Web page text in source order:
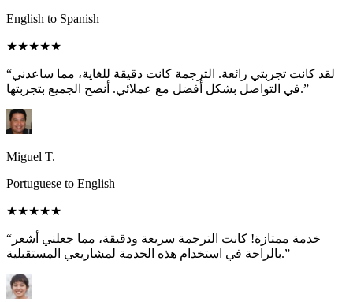
English to Spanish
★★★★★
“لقد كانت تجربتي رائعة. الترجمة كانت دقيقة للغاية، مما ساعدني
في التواصل بشكل أفضل مع عملائي. أنصح الجميع بتجربتها.”
Miguel T.
Portuguese to English
★★★★★
“خدمة ممتازة! كانت الترجمة سريعة ودقيقة، مما جعلني أشعر
بالراحة في استخدام هذه الخدمة لمشاريعي المستقبلية.”